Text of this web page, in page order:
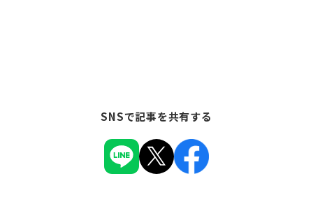
SNSで記事を共有する